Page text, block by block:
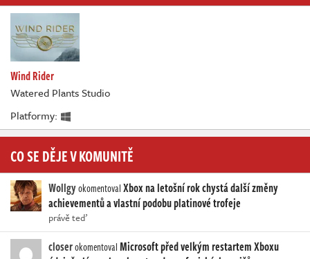
Wind Rider
Watered Plants Studio
Platformy:
CO SE DĚJE V KOMUNITĚ
WollgyokomentovalXbox na letošní rok chystá další změny
achievementů a vlastní podobu platinové trofeje
právě teď
closerokomentovalMicrosoft před velkým restartem Xboxu